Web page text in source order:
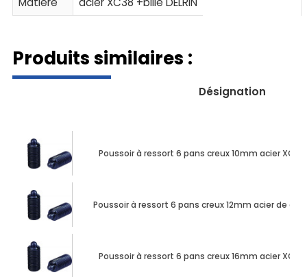
Produits similaires :
Désignation
Poussoir à ressort 6 pans creux 10mm acier
Poussoir à ressort 6 pans creux 12mm acier de
Poussoir à ressort 6 pans creux 16mm acier